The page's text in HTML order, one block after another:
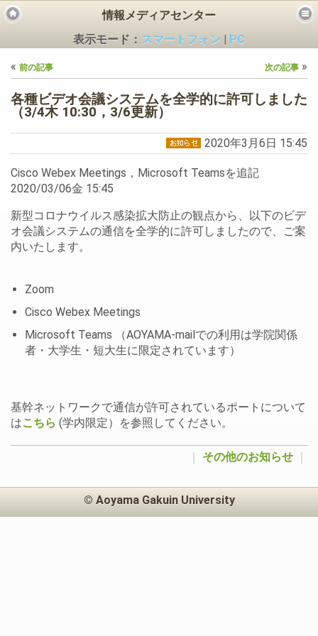
情報メディアセンター
表示モード： スマートフォン
PC
« 前の記事 次の記事 »
各種ビデオ会議システムを全学的に許可しました
（3/4木 10:30，3/6更新）
2020年3月6日 15:45
Cisco Webex Meetings，Microsoft Teamsを追記
2020/03/06金 15:45
新型コロナウイルス感染拡大防止の観点から、以下のビデ
オ会議システムの通信を全学的に許可しましたので、ご案
内いたします。
Zoom
Cisco Webex Meetings
Microsoft Teams （AOYAMA-mailでの利用は学院関係
者・大学生・短大生に限定されています）
基幹ネットワークで通信が許可されているポートについて
はこちら (学内限定）を参照してください。
その他のお知らせ
© Aoyama Gakuin University